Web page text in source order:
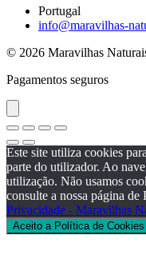
Portugal
info@maravilhas-
© 2026 Maravilhas
Pagamentos seguros
Este site utiliza cookies
parte do utilizador. Ao
utilização. Não usamos
consulte a nossa página de
Privacidade - Maravilhas
Aceito a Política de